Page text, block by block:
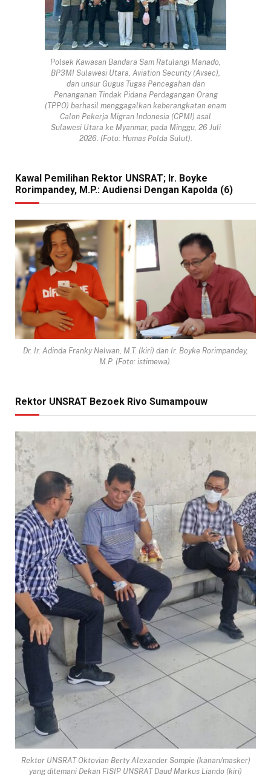
Polsek Kawasan Bandara Sam Ratulangi Manado,
BP3MI Sulawesi Utara, Aviation Security (Avsec),
dan unsur Gugus Tugas Pencegahan dan
Penanganan Tindak Pidana Perdagangan Orang
(TPPO) berhasil menggagalkan keberangkatan enam
Calon Pekerja Migran Indonesia (CPMI) asal
Sulawesi Utara ke Myanmar, pada Minggu, 26 Juli
2026. (Foto: Humas Polda Sulut).
Kawal Pemilihan Rektor UNSRAT; Ir. Boyke
Rorimpandey, M.P.: Audiensi Dengan Kapolda (6)
Dr. Ir. Adinda Franky Nelwan, M.T. (kiri) dan Ir. Boyke Rorimpandey,
M.P. (Foto: istimewa).
Rektor UNSRAT Bezoek Rivo Sumampouw
Rektor UNSRAT Oktovian Berty Alexander Sompie (kanan/masker)
yang ditemani Dekan FISIP UNSRAT Daud Markus Liando (kiri)